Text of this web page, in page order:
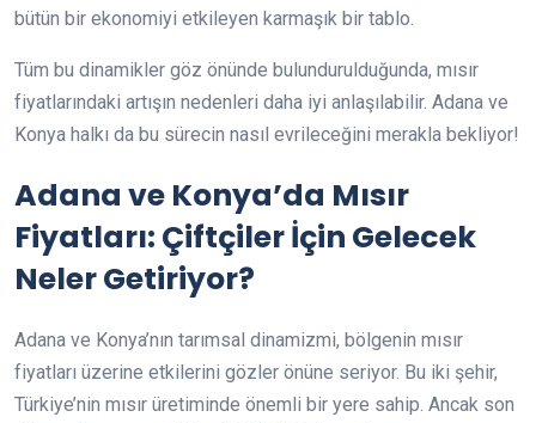
bütün bir ekonomiyi etkileyen karmaşık bir tablo.
Tüm bu dinamikler göz önünde bulundurulduğunda, mısır
fiyatlarındaki artışın nedenleri daha iyi anlaşılabilir. Adana ve
Konya halkı da bu sürecin nasıl evrileceğini merakla bekliyor!
Adana ve Konya’da Mısır
Fiyatları: Çiftçiler İçin Gelecek
Neler Getiriyor?
Adana ve Konya’nın tarımsal dinamizmi, bölgenin mısır
fiyatları üzerine etkilerini gözler önüne seriyor. Bu iki şehir,
Türkiye’nin mısır üretiminde önemli bir yere sahip. Ancak son